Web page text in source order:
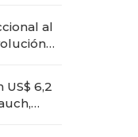
al
6,2